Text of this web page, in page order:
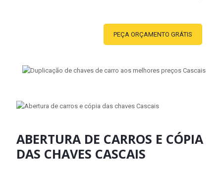
PEÇA ORÇAMENTO GRÁTIS
ABERTURA DE CARROS E CÓPIA
DAS CHAVES CASCAIS